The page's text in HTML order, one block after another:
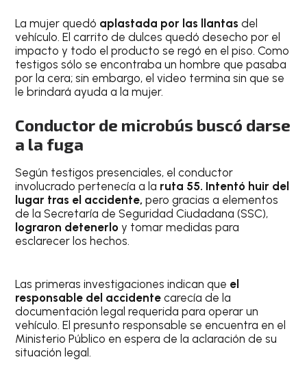
La mujer quedó aplastada por las llantas del
vehículo. El carrito de dulces quedó desecho por el
impacto y todo el producto se regó en el piso. Como
testigos sólo se encontraba un hombre que pasaba
por la cera; sin embargo, el video termina sin que se
le brindará ayuda a la mujer.
Conductor de microbús buscó darse
a la fuga
Según testigos presenciales, el conductor
involucrado pertenecía a la ruta 55. Intentó huir del
lugar tras el accidente, pero gracias a elementos
de la Secretaría de Seguridad Ciudadana (SSC),
lograron detenerlo y tomar medidas para
esclarecer los hechos.
Las primeras investigaciones indican que el
responsable del accidentecarecía de la
documentación legal requerida para operar un
vehículo. El presunto responsable se encuentra en el
Ministerio Público en espera de la aclaración de su
situación legal.